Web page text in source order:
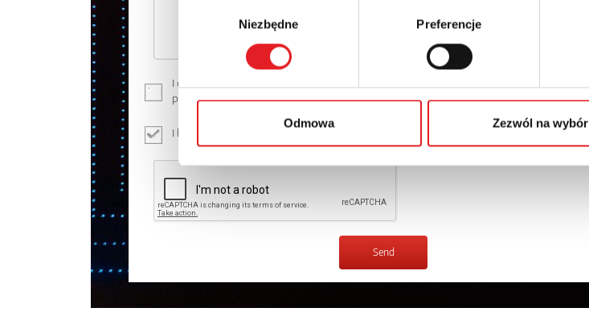
Niezbędne Preferencje
Odmowa Zezwól na wybór
I consent to the processing of my personal data by Relpol S.A. More information on the
processing of personal data in thePrivacy Policy*
I have read the